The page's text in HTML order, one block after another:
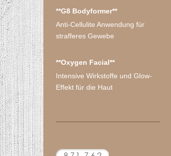
**G8 Bodyformer**
Anti-Cellulite Anwendung für
strafferes Gewebe
**Oxygen Facial**
Intensive Wirkstoffe und Glow-
Effekt für die Haut